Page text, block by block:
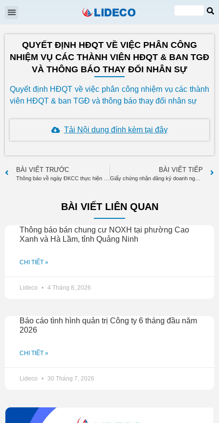
VI
EN
QUYẾT ĐỊNH HĐQT VỀ VIỆC PHÂN CÔNG
NHIỆM VỤ CÁC THÀNH VIÊN HĐQT & BAN TGĐ
VÀ THÔNG BÁO THAY ĐỔI NHÂN SỰ
Quyết định HĐQT về việc phân công nhiệm vụ các thành
viên HĐQT & ban TGĐ và thông báo thay đổi nhân sự
Tải Nội dung đính kèm tại đây
BÀI VIẾT TRƯỚC BÀI VIẾT TIẾP
Giấy chứng nhận đăng ký doanh nghiệp thay đổi lần thứ 16 ngày 16 tháng 5 năm 2024 và Giấy xác nhận về việc thay đổi nội dung đăng ký doanh nghiệp.
BÀI VIẾT LIÊN QUAN
Thông báo bán chung cư NOXH tại phường Cao
Xanh và Hà Lầm, tỉnh Quảng Ninh
CHI TIẾT »
Lideco 4 Tháng 8, 2026
Báo cáo tình hình quản trị Công ty 6 tháng đầu năm
2026
CHI TIẾT »
Lideco 30 Tháng 7, 2026